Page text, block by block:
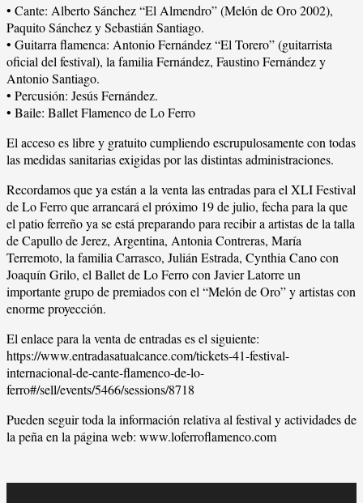
• Cante: Alberto Sánchez “El Almendro” (Melón de Oro 2002),
Paquito Sánchez y Sebastián Santiago.
• Guitarra flamenca: Antonio Fernández “El Torero” (guitarrista
oficial del festival), la familia Fernández, Faustino Fernández y
Antonio Santiago.
• Percusión: Jesús Fernández.
• Baile: Ballet Flamenco de Lo Ferro
El acceso es libre y gratuito cumpliendo escrupulosamente con todas
las medidas sanitarias exigidas por las distintas administraciones.
Recordamos que ya están a la venta las entradas para el XLI Festival
de Lo Ferro que arrancará el próximo 19 de julio, fecha para la que
el patio ferreño ya se está preparando para recibir a artistas de la talla
de Capullo de Jerez, Argentina, Antonia Contreras, María
Terremoto, la familia Carrasco, Julián Estrada, Cynthia Cano con
Joaquín Grilo, el Ballet de Lo Ferro con Javier Latorre un
importante grupo de premiados con el “Melón de Oro” y artistas con
enorme proyección.
El enlace para la venta de entradas es el siguiente:
https://www.entradasatualcance.com/tickets-41-festival-
internacional-de-cante-flamenco-de-lo-
ferro#/sell/events/5466/sessions/8718
Pueden seguir toda la información relativa al festival y actividades de
la peña en la página web: www.loferroflamenco.com